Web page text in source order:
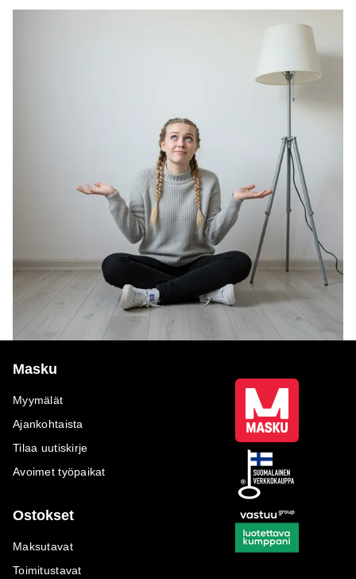
Masku
Myymälät
Ajankohtaista
Tilaa uutiskirje
Avoimet työpaikat
Ostokset
Maksutavat
Toimitustavat